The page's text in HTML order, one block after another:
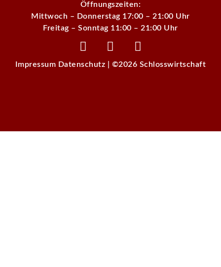
Öffnungszeiten:
Mittwoch – Donnerstag 17:00 – 21:00 Uhr
Freitag – Sonntag 11:00 – 21:00 Uhr
Impressum Datenschutz | ©2026 Schlosswirtschaft